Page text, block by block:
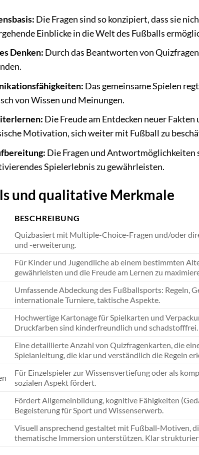
Die Fragen sind so konzipiert, dass sie
Einblicke in die Welt des Fußballs
Denken: Durch das Beantworten von
Das gemeinsame Spielen
von Wissen und Meinungen.
Die Freude am Entdecken neuer
Motivation, sich weiter mit Fußball zu
Die Fragen und Antwortmöglichkeiten
Spielerlebnis zu gewährleisten.
und qualitative Merkmale
BESCHREIBUNG
Quizbasiert mit Multiple-Choice-Fragen und/oder
und -erweiterung.
Für Kinder und Jugendliche ab einem bestimmten
gewährleisten und die Freude am Lernen zu
Umfassende Abdeckung des Fußballsports: Regeln,
internationale Turniere, taktische Aspekte.
Hochwertige Kartonage für Spielkarten und
Druckfarben sind kinderfreundlich und schadstofffrei.
Eine detaillierte Anzahl von Quizfragenkarten, die
Spielanleitung, die klar und verständlich die Regeln
Für Einzelspieler zur Wissensvertiefung oder als
sozialen Aspekt fördert.
Fördert Allgemeinbildung, kognitive Fähigkeiten
Begeisterung für Sport und Wissenserwerb.
Visuell ansprechend gestaltet mit Fußball-Motiven,
thematische Immersion unterstützen. Klar